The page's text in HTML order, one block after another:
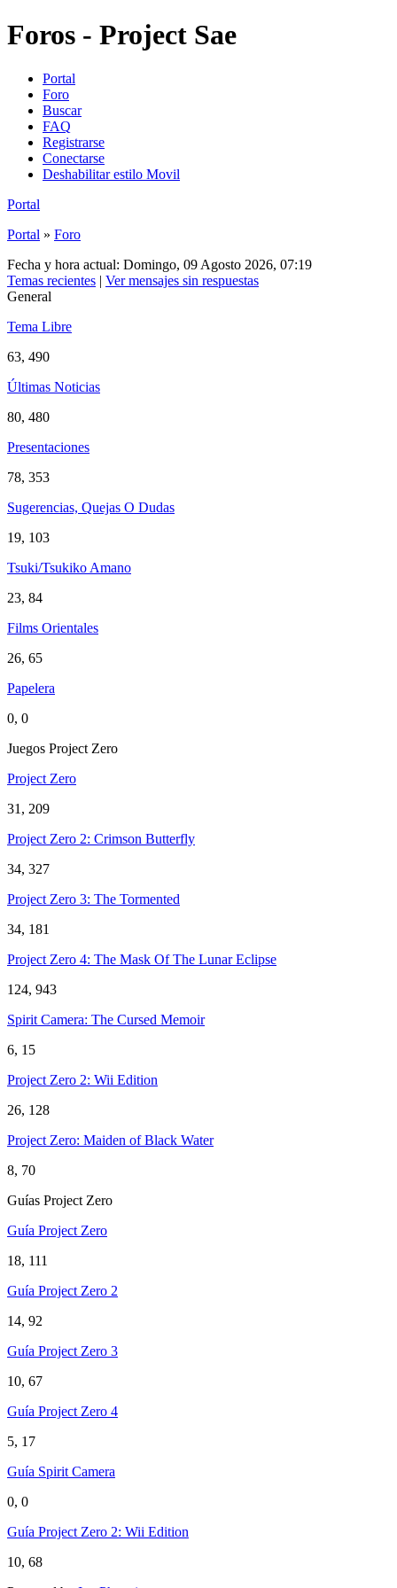
Foros - Project Sae
Portal
Foro
Buscar
FAQ
Registrarse
Conectarse
Deshabilitar estilo Movil
Portal
Portal » Foro
Fecha y hora actual: Domingo, 09 Agosto 2026, 07:19
Temas recientes | Ver mensajes sin respuestas
General
Tema Libre
63, 490
Últimas Noticias
80, 480
Presentaciones
78, 353
Sugerencias, Quejas O Dudas
19, 103
Tsuki/Tsukiko Amano
23, 84
Films Orientales
26, 65
Papelera
0, 0
Juegos Project Zero
Project Zero
31, 209
Project Zero 2: Crimson Butterfly
34, 327
Project Zero 3: The Tormented
34, 181
Project Zero 4: The Mask Of The Lunar Eclipse
124, 943
Spirit Camera: The Cursed Memoir
6, 15
Project Zero 2: Wii Edition
26, 128
Project Zero: Maiden of Black Water
8, 70
Guías Project Zero
Guía Project Zero
18, 111
Guía Project Zero 2
14, 92
Guía Project Zero 3
10, 67
Guía Project Zero 4
5, 17
Guía Spirit Camera
0, 0
Guía Project Zero 2: Wii Edition
10, 68